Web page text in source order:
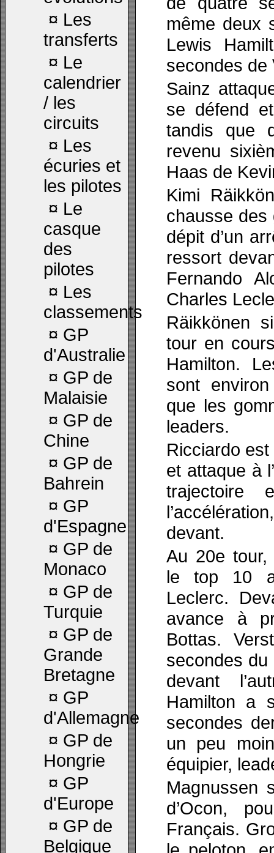
¤ Les
transferts
¤ Le
calendrier
/ les
circuits
¤ Les
écuries et
les pilotes
¤ Le
casque
des
pilotes
¤ Les
classements
¤ GP
d'Australie
¤ GP de
Malaisie
¤ GP de
Chine
¤ GP de
Bahrein
¤ GP
d'Espagne
¤ GP de
Monaco
¤ GP de
Turquie
¤ GP de
Grande
Bretagne
¤ GP
d'Allemagne
¤ GP de
Hongrie
¤ GP
d'Europe
¤ GP de
Belgique
même deux
Lewis
secondes de
Sainz
se défend
tandis que
revenu
Haas de
Kimi
chausse des
dépit d’un
ressort
Fernando
Charles
Räikkönen
tour en
Hamilton.
sont
que les
leaders.
Ricciardo est
et attaque à
devant.
Au 20e tour,
le top 10
Leclerc.
avance à
Bottas.
secondes
devant
Hamilton a
secondes
un peu
équipier,
Magnussen
d’Ocon,
Français.